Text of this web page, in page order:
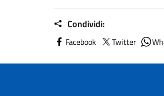
Condividi:
Facebook Twitter